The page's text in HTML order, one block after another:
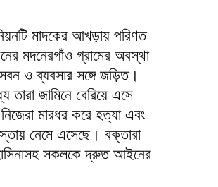
মাদকের আখড়ায় পরিণত
মদনেরগাঁও গ্রামের অবস্থা
ও ব্যবসার সঙ্গে জড়িত।
জামিনে বেরিয়ে এসে
মারধর করে হত্যা এবং
নেমে এসেছে। বক্তারা
সকলকে দ্রুত আইনের